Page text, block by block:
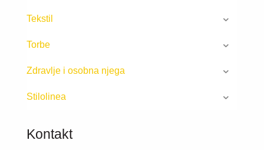
Tekstil
Torbe
Zdravlje i osobna njega
Stilolinea
Kontakt